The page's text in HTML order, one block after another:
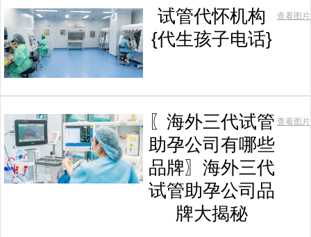
试管代怀机构
{代生孩子电话}
查看图片
〖海外三代试管
助孕公司有哪些
品牌〗海外三代
试管助孕公司品
牌大揭秘
查看图片